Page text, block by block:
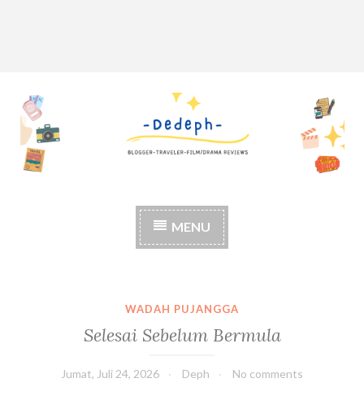
S
k
p
t
MENU
WADAH PUJANGGA
Selesai Sebelum Bermula
Jumat, Juli 24, 2026 Deph No comments